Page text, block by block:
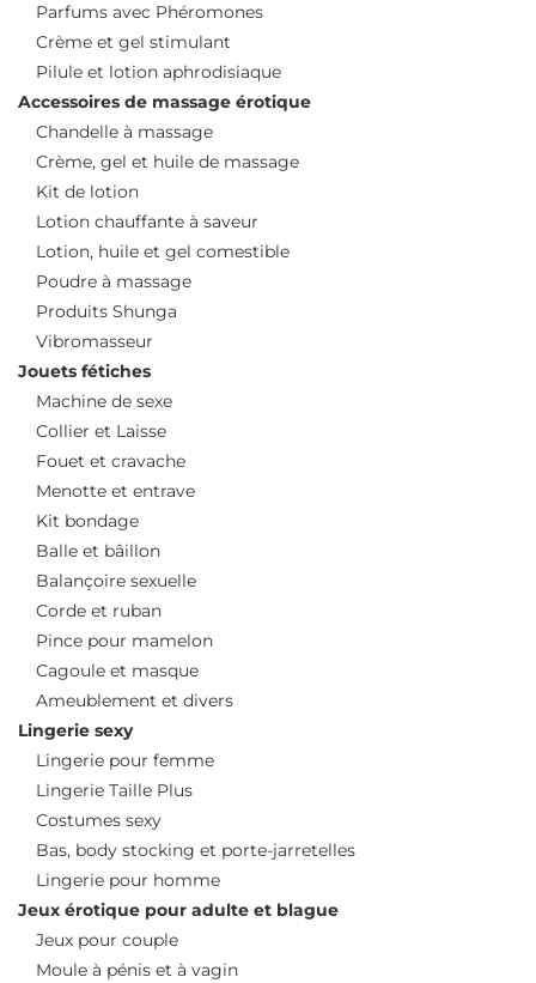
Parfums avec Phéromones
Crème et gel stimulant
Pilule et lotion aphrodisiaque
Accessoires de massage érotique
Chandelle à massage
Crème, gel et huile de massage
Kit de lotion
Lotion chauffante à saveur
Lotion, huile et gel comestible
Poudre à massage
Produits Shunga
Vibromasseur
Jouets fétiches
Machine de sexe
Collier et Laisse
Fouet et cravache
Menotte et entrave
Kit bondage
Balle et bâillon
Balançoire sexuelle
Corde et ruban
Pince pour mamelon
Cagoule et masque
Ameublement et divers
Lingerie sexy
Lingerie pour femme
Lingerie Taille Plus
Costumes sexy
Bas, body stocking et porte-jarretelles
Lingerie pour homme
Jeux érotique pour adulte et blague
Jeux pour couple
Moule à pénis et à vagin